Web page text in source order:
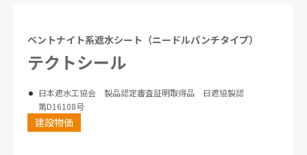
ベントナイト系遮水シート（ニードルパンチタイプ）
テクトシール
日本遮水工協会 製品認定審査証明取得品 日遮協製認
第D16108号
建設物価